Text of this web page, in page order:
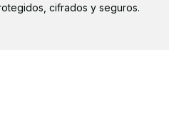
cifrados y seguros.